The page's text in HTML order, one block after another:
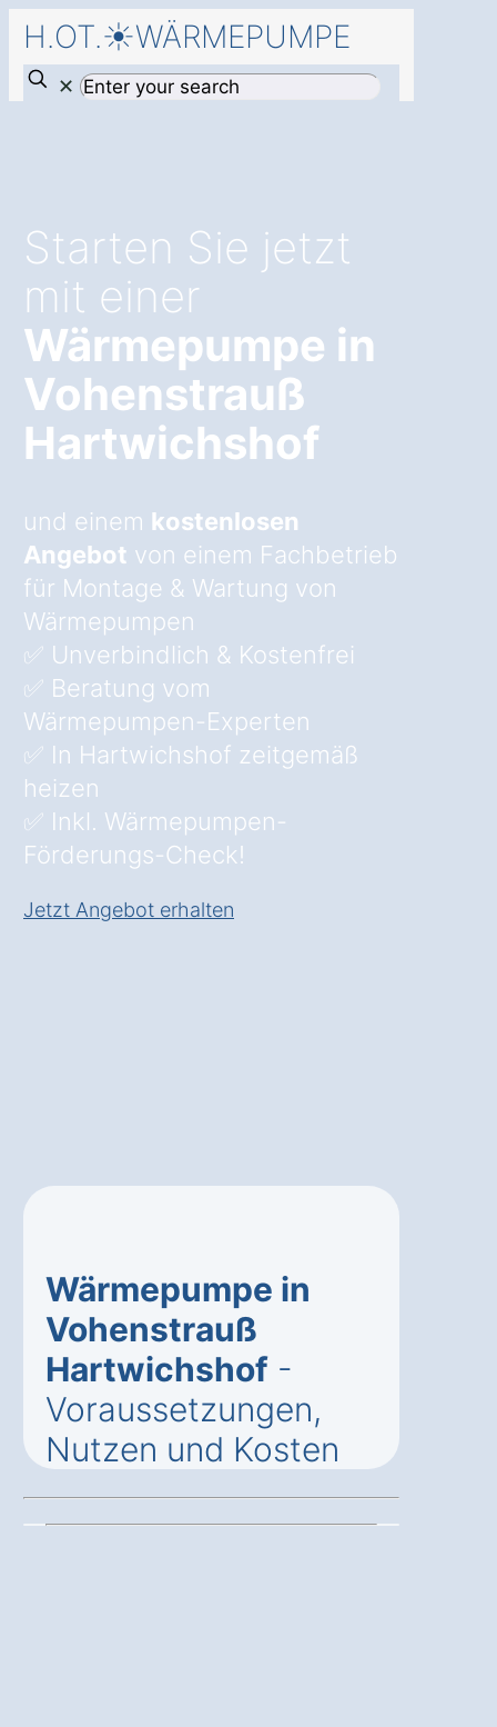
H.OT.☀️WÄRMEPUMPE
✕
Starten Sie jetzt
mit einer
Wärmepumpe in
Vohenstrauß
Hartwichshof
und einem kostenlosen
Angebot von einem Fachbetrieb
für Montage & Wartung von
Wärmepumpen
✅ Unverbindlich & Kostenfrei
✅ Beratung vom
Wärmepumpen-Experten
✅ In Hartwichshof zeitgemäß
heizen
✅ Inkl. Wärmepumpen-
Förderungs-Check!
Jetzt Angebot erhalten
Wärmepumpe in
Vohenstrauß
Hartwichshof -
Voraussetzungen,
Nutzen und Kosten